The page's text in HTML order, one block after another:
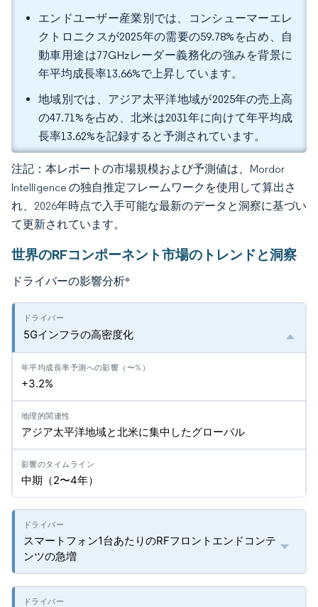
エンドユーザー産業別では、コンシューマーエレ
クトロニクスが2025年の需要の59.78%を占め、自
動車用途は77GHzレーダー義務化の強みを背景に
年平均成長率13.66%で上昇しています。
地域別では、アジア太平洋地域が2025年の売上高
の47.71%を占め、北米は2031年に向けて年平均成
長率13.62%を記録すると予測されています。
注記：本レポートの市場規模および予測値は、Mordor
Intelligence の独自推定フレームワークを使用して算出さ
れ、2026年時点で入手可能な最新のデータと洞察に基づい
て更新されています。
世界のRFコンポーネント市場のトレンドと洞察
ドライバーの影響分析*
5Gインフラの高密度化
+3.2%
アジア太平洋地域と北米に集中したグローバル
中期（2〜4年）
スマートフォン1台あたりのRFフロントエンドコンテ
ンツの急増